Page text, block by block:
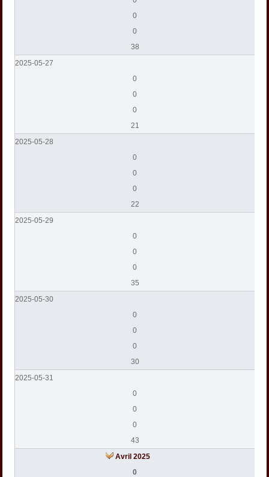
0
0
38
2025-05-27
0
0
0
21
2025-05-28
0
0
0
22
2025-05-29
0
0
0
35
2025-05-30
0
0
0
30
2025-05-31
0
0
0
43
Avril 2025
0